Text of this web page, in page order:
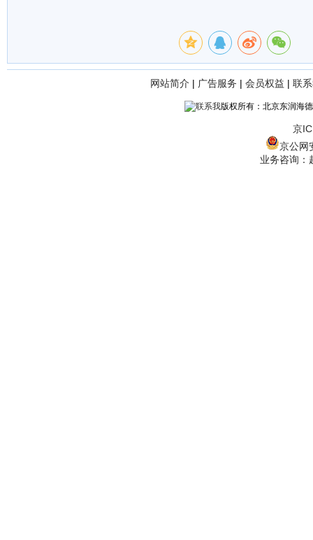
网站简介 | 广告服务 | 会员权益 | 联
版权所有：北京东润海
京
京公网
业务咨询：